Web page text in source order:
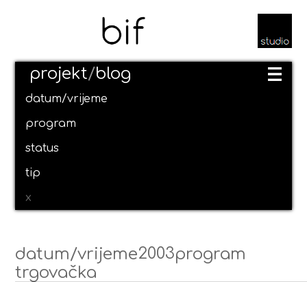
projekt/blog
datum/vrijeme
program
status
tip
x
datum/vrijeme2003program
trgovačka